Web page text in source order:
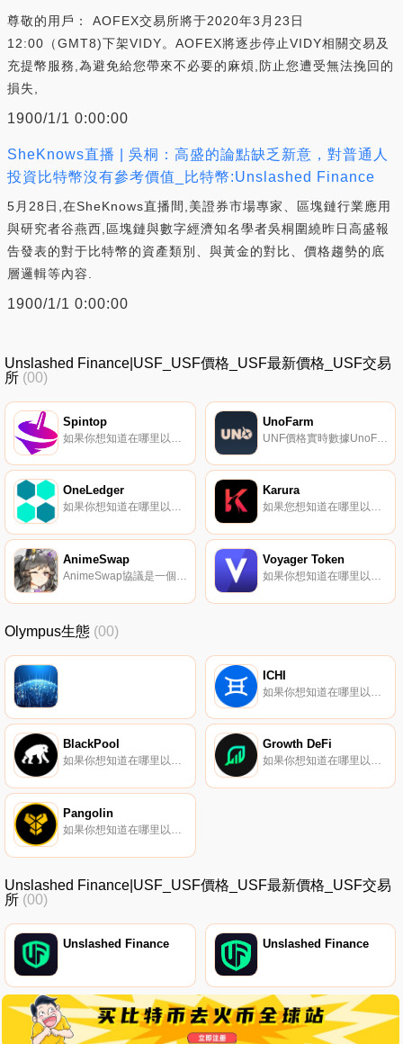
尊敬的用戶： AOFEX交易所將于2020年3月23日
12:00（GMT8)下架VIDY。AOFEX將逐步停止VIDY相關交易及
充提幣服務,為避免給您帶來不必要的麻煩,防止您遭受無法挽回的
損失,
1900/1/1 0:00:00
SheKnows直播 | 吳桐：高盛的論點缺乏新意，對普通人
投資比特幣沒有參考價值_比特幣:Unslashed Finance
5月28日,在SheKnows直播間,美證券市場專家、區塊鏈行業應用
與研究者谷燕西,區塊鏈與數字經濟知名學者吳桐圍繞昨日高盛報
告發表的對于比特幣的資產類別、與黃金的對比、價格趨勢的底
層邏輯等內容.
1900/1/1 0:00:00
Unslashed Finance|USF_USF價格_USF最新價格_USF交易
所 (00)
Spintop UnoFarm
OneLedger
如果你想知道在哪里以當前價格購買OneLedger,目前交易{OneLedger]股票的頂級加密貨幣交易所是KuCoin、Gate.io、Bibox、AscendEX（BitMax）和CoinEx。您可以在我們的加密貨幣交易所頁面上找到其他列表.
Karura
如果您想知道在哪里以當前價格購買Karura,目前交易｛KARnname｝股票的頂級加密貨幣交易所是OKX、BingX、LBank、KuCoin和Gate.io。您可以在我們的加密貨幣交易所頁面上找到其他交易所.
AnimeSwap
AnimeSwap協議是一個對等合同系統,旨在在Aptos區塊鏈上交換加密貨幣。該協議被實現為一組持久智能合約；旨在優先考慮審查阻力、安全性、自我監管,并在沒有任何可以選擇性限制訪問的可信中介的情況下發揮作用.
Voyager Token
如果你想知道在哪里以當前價格購買Voyager Token,目前交易{Voyager Token]股票的頂級加密貨幣交易所是Binance、Deepcoin、Bitrue、Bitget和Hotcoin Global。您可以在我們的加密貨幣交易所頁面上找到其他列表.
Olympus生態 (00)
ICHI
BlackPool
如果你想知道在哪里以當前價格購買BlackPool,目前交易{BlackPool]股票的頂級加密貨幣交易所是SushiSwap和QuickSwap。您可以在我們的加密貨幣交易所頁面上找到其他列表。BlackPool是第一個專門為NFT游戲和交易而建立的去中心化自治組織（DAO）.
Growth DeFi
如果你想知道在哪里以當前價格購買Growth DeFi,目前交易{Growth DeFi]股票的頂級加密貨幣交易所是PancakeSwap（V2）。您可以在我們的加密貨幣交易所頁面上找到其他列表.
Pangolin
如果你想知道在哪里以當前價格購買Pangolin,目前交易{Pangolin]股票的頂級加密貨幣交易所是Gate.io、XT.COM、MEXC、Coinbase Exchange和Bitfinex。您可以在我們的加密貨幣交易所頁面上找到其他列表.
Unslashed Finance|USF_USF價格_USF最新價格_USF交易
所 (00)
Unslashed Finance Unslashed Finance